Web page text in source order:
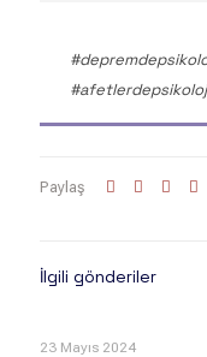
Paylaş
İlgili gönderiler
23 Mayıs 2024